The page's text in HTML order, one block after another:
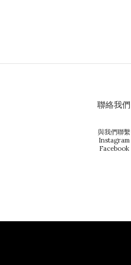
聯絡我們
與我們聯繫
Instagram
Facebook